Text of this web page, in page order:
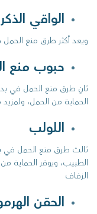
الواقي
ويعد أكثر طرق منع الحمل
حبوب منع
ثانِ طرق منع الحمل في
الحماية من الحمل،
اللولب
ثالث طرق منع الحمل في
الطبيب، ويوفر الحماية
الزفاف
الحقن